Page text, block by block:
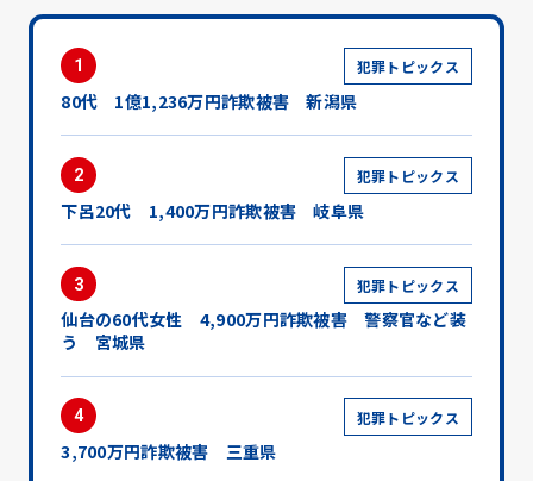
1 犯罪トピックス
80代 1億1,236万円詐欺被害 新潟県
2 犯罪トピックス
下呂20代 1,400万円詐欺被害 岐阜県
3 犯罪トピックス
仙台の60代女性 4,900万円詐欺被害 警察官など装
う 宮城県
4 犯罪トピックス
3,700万円詐欺被害 三重県